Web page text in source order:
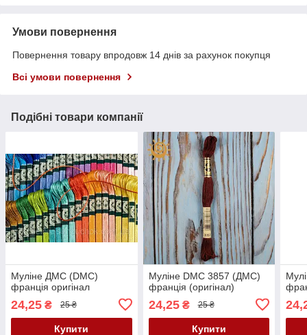
Умови повернення
Повернення товару впродовж 14 днів за рахунок покупця
Всі умови повернення
Подібні товари компанії
Муліне ДМС (DMC)
франція оригінал
24,25 ₴ 25 ₴
Купити
Муліне DMC 3857 (ДМС)
франція (оригінал)
24,25₴ 25 ₴
Купити